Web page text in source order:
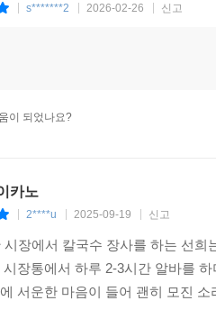
즐거운 육아 일기』
』
마스 캐러셀』
아코디언 클럽』
s*******2 2026-02-26 신고
이 되었나요?
카노
2****u 2025-09-19 신고
시장에서 칼국수 장사를 하는 선
시장통에서 하루 2-3시간 알바를
서운한 마음이 들어 괜히 모진